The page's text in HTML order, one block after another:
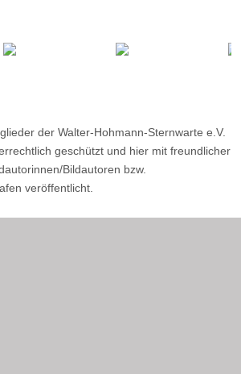
M Belichtung: 2200 Frames, davon
der Walter-Hohmann-Sternwarte e.V.
geschützt und hier mit freundlicher
Bildautoren bzw.
veröffentlicht.